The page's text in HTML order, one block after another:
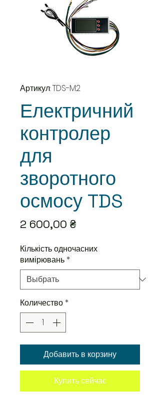
Артикул: TDS-M2
Електричний
контролер
для
зворотного
осмосу TDS
2 600,00 ₴Цена
Кількість одночасних
вимірювань *
Количество *
Добавить в корзину
Купить сейчас